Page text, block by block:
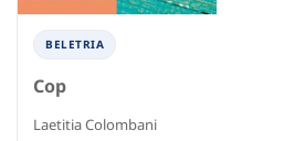
BELETRIA
Cop
Laetitia Colombani